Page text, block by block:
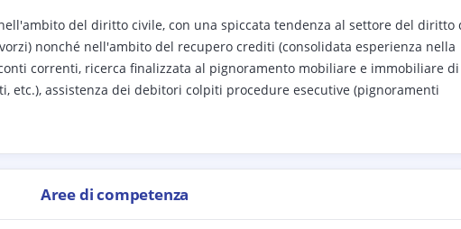
del diritto civile, con una spiccata tendenza al settore del diritto
nonché nell'ambito del recupero crediti (consolidata esperienza nella
correnti, ricerca finalizzata al pignoramento mobiliare e immobiliare di
etc.), assistenza dei debitori colpiti procedure esecutive (pignoramenti
Aree di competenza